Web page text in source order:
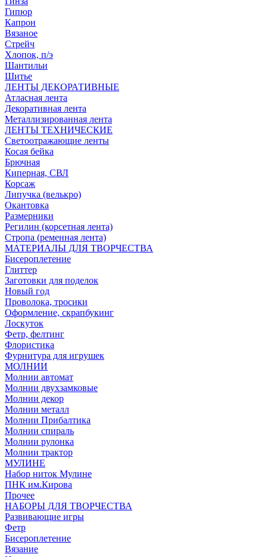
Гипюр
Капрон
Вязаное
Стрейч
Хлопок, п/э
Шантильи
Шитье
ЛЕНТЫ ДЕКОРАТИВНЫЕ
Атласная лента
Декоративная лента
Металлизированная лента
ЛЕНТЫ ТЕХНИЧЕСКИЕ
Светоотражающие ленты
Косая бейка
Брючная
Киперная, СВЛ
Корсаж
Липучка (велькро)
Окантовка
Размерники
Регилин (корсетная лента)
Стропа (ременная лента)
МАТЕРИАЛЫ ДЛЯ ТВОРЧЕСТВА
Бисероплетение
Глиттер
Заготовки для поделок
Новый год
Проволока, тросики
Оформление, скрапбукинг
Лоскуток
Фетр, фелтинг
Флористика
Фурнитура для игрушек
МОЛНИИ
Молнии автомат
Молнии двухзамковые
Молнии декор
Молнии металл
Молнии Прибалтика
Молнии спираль
Молнии рулонка
Молнии трактор
МУЛИНЕ
Набор ниток Мулине
ПНК им.Кирова
Прочее
НАБОРЫ ДЛЯ ТВОРЧЕСТВА
Развивающие игры
Фетр
Бисероплетение
Вязание